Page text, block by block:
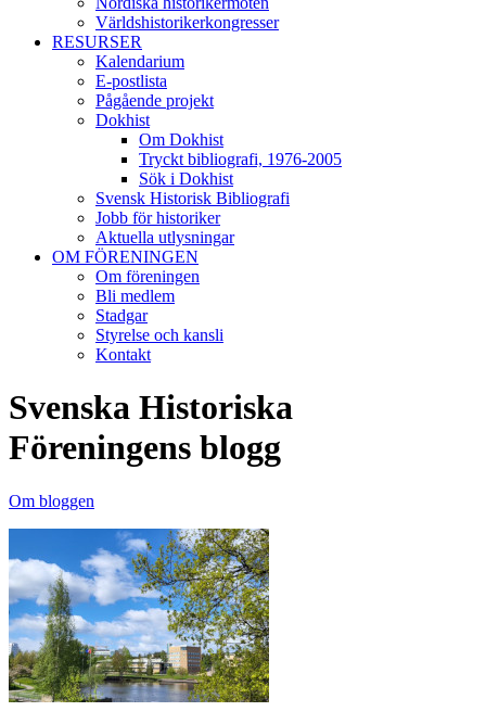
Världshistorikerkongresser
RESURSER
Kalendarium
E-postlista
Pågående projekt
Dokhist
Om Dokhist
Tryckt bibliografi, 1976-2005
Sök i Dokhist
Svensk Historisk Bibliografi
Jobb för historiker
Aktuella utlysningar
OM FÖRENINGEN
Om föreningen
Bli medlem
Stadgar
Styrelse och kansli
Kontakt
Svenska Historiska
Föreningens blogg
Om bloggen